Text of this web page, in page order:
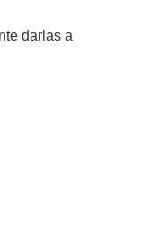
darlas a